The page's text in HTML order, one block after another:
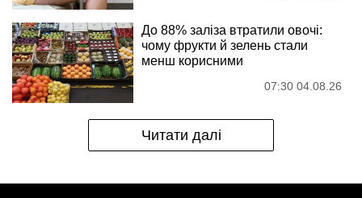
До 88% заліза втратили овочі:
чому фрукти й зелень стали
менш корисними
07:30 04.08.26
Читати далі